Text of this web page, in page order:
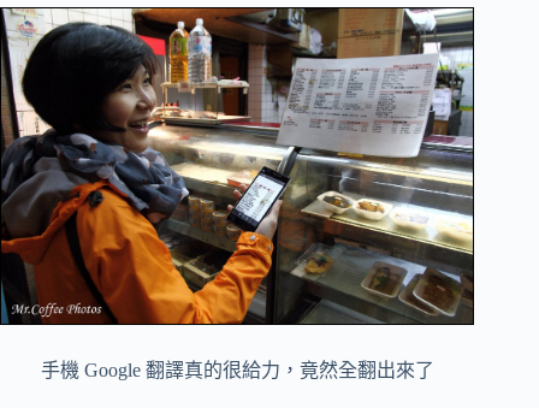
手機 Google 翻譯真的很給力，竟然全翻出來了